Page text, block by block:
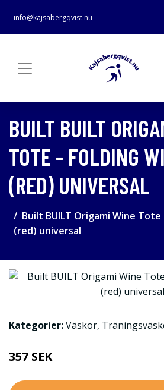
info@kajsabergqvist.nu
BUILT BUILT
TOTE - FOLDING
(RED) UNIVERSAL
Built BUILT Origami Wine
(red) universal
Kategorier:Väskor,
357 SEK